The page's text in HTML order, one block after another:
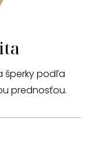
šperky podľa
prednosťou.